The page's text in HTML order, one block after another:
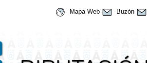
Mapa Web Buzón